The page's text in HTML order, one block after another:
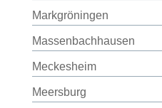
Markgröningen
Massenbachhausen
Meckesheim
Meersburg